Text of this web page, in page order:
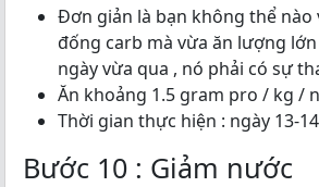
Đơn giản là bạn không thể nào
đống carb mà vừa ăn lượng
ngày vừa qua , nó phải có sự
Ăn khoảng 1.5 gram pro / kg /
Thời gian thực hiện : ngày 13-14
Bước 10 : Giảm nước